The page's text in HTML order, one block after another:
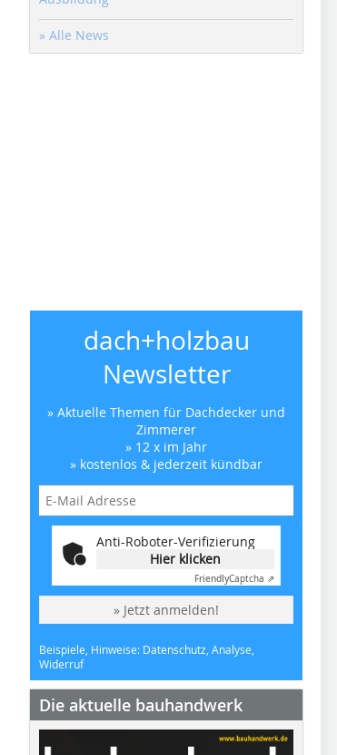
» Alle News
dach+holzbau
Newsletter
» Aktuelle Themen für Dachdecker und
Zimmerer
» 12 x im Jahr
» kostenlos & jederzeit kündbar
Anti-Roboter-Verifizierung
Hier klicken
FriendlyCaptcha ⇗
» Jetzt anmelden!
Beispiele, Hinweise: Datenschutz, Analyse,
Widerruf
Die aktuelle bauhandwerk